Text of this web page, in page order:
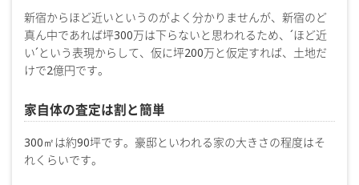
新宿からほど近いというのがよく分かりませんが、新宿のど
真ん中であれば坪300万は下らないと思われるため、´ほど近
い´という表現からして、仮に坪200万と仮定すれば、土地だ
けで2億円です。
家自体の査定は割と簡単
300㎡は約90坪です。豪邸といわれる家の大きさの程度はそ
れくらいです。